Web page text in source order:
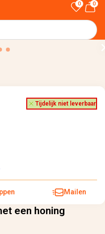
0 0
een honing
Tijdelijk niet leverbaar
Mailen